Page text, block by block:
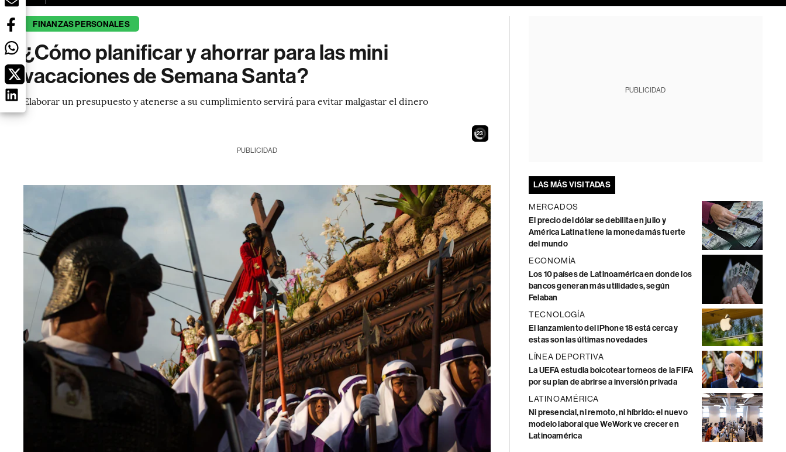
FINANZAS PERSONALES
¿Cómo planificar y ahorrar para las mini
vacaciones de Semana Santa?
Elaborar un presupuesto y atenerse a su cumplimiento servirá para evitar malgastar el dinero
21
PUBLICIDAD
PUBLICIDAD
LAS MÁS VISITADAS
MERCADOS
El precio del dólar se debilita en julio y
América Latina tiene la moneda más fuerte
del mundo
ECONOMÍA
Los 10 países de Latinoamérica en donde los
bancos generan más utilidades, según
Felaban
TECNOLOGÍA
El lanzamiento del iPhone 18 está cerca y
estas son las últimas novedades
LÍNEA DEPORTIVA
La UEFA estudia boicotear torneos de la FIFA
por su plan de abrirse a inversión privada
LATINOAMÉRICA
Ni presencial, ni remoto, ni híbrido: el nuevo
modelo laboral que WeWork ve crecer en
Latinoamérica